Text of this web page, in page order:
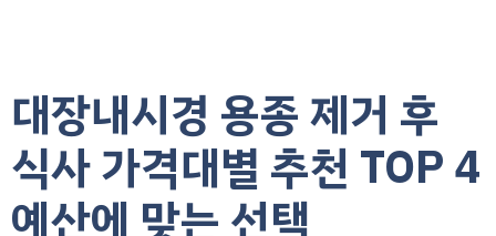
대장내시경 용종 제거 후
식사 가격대별 추천 TOP 4
예산에 맞는 선택